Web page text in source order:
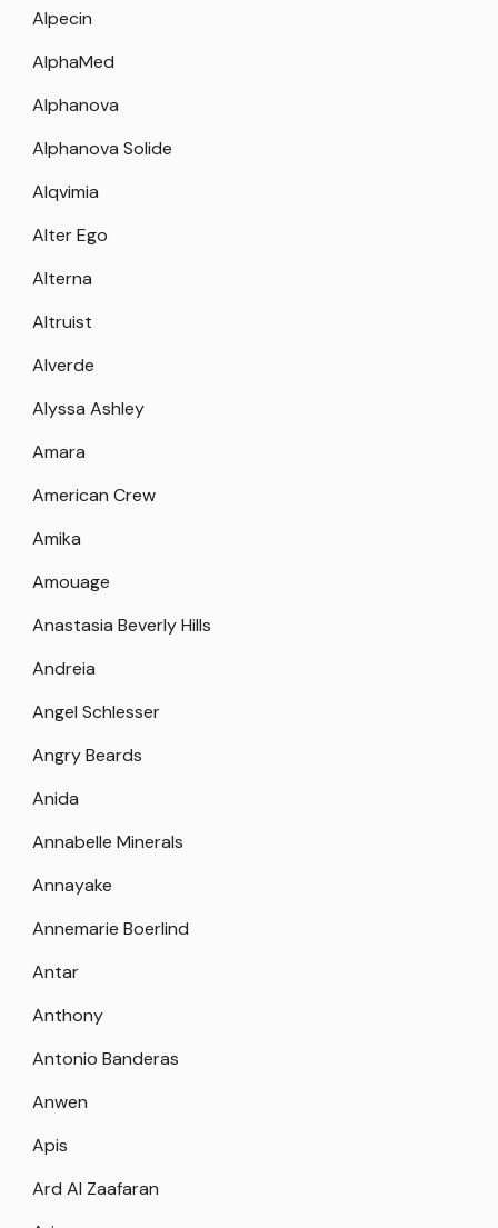
Alpecin
AlphaMed
Alphanova
Alphanova Solide
Alqvimia
Alter Ego
Alterna
Altruist
Alverde
Alyssa Ashley
Amara
American Crew
Amika
Amouage
Anastasia Beverly Hills
Andreia
Angel Schlesser
Angry Beards
Anida
Annabelle Minerals
Annayake
Annemarie Boerlind
Antar
Anthony
Antonio Banderas
Anwen
Apis
Ard Al Zaafaran